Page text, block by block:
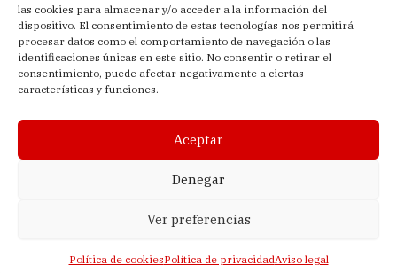
las cookies para almacenar y/o acceder a la información del
dispositivo. El consentimiento de estas tecnologías nos permitirá
procesar datos como el comportamiento de navegación o las
identificaciones únicas en este sitio. No consentir o retirar el
consentimiento, puede afectar negativamente a ciertas
características y funciones.
Aceptar
Denegar
Ver preferencias
Política de cookiesPolítica de privacidadAviso legal
Artículos
Semana Santa
Nosotros
Acerca de
Política de privacidad
Política de cookies (UE)
España) |Lagomedia Digital